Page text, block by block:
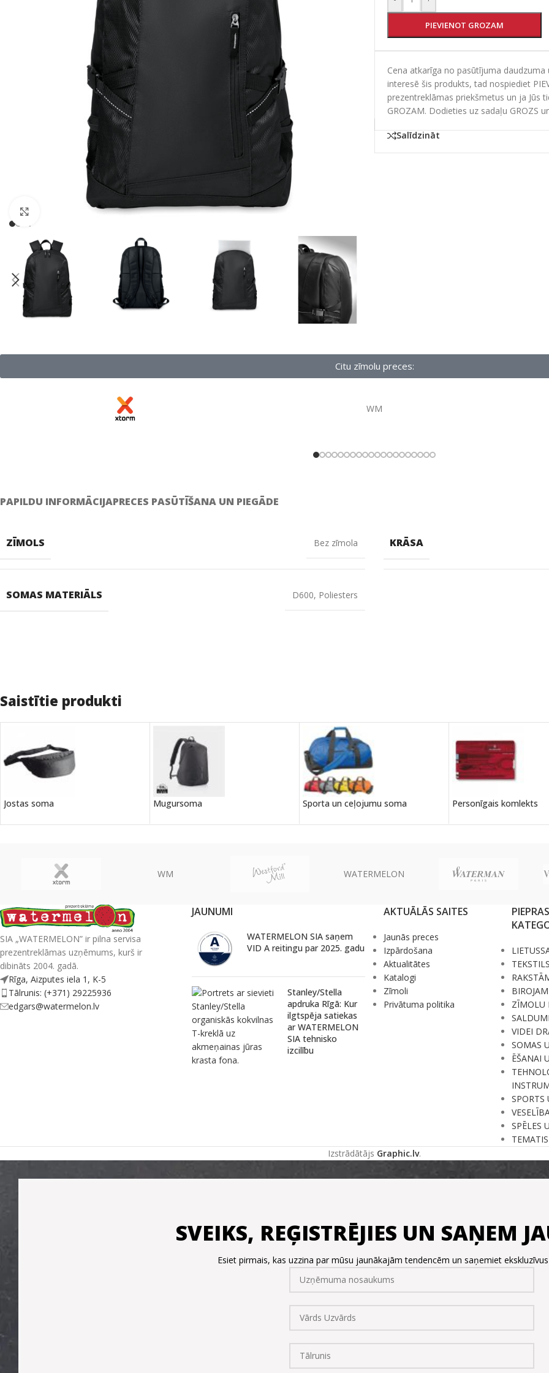
Click to enlarge
PIEVIENOT GROZAM
Cena atkarīga no pasūtījuma daudzuma
interesē šis produkts, tad nospiediet
prezentreklāmas priekšmetus un ja Jūs
GROZAM. Dodieties uz sadaļu GROZS
Salīdzināt
Citu zīmolu preces:
WM
PAPILDU INFORMĀCIJAPRECES PASŪTĪŠANA UN PIEGĀDE
ZĪMOLS Bez zīmola KRĀSA
SOMAS MATERIĀLS D600, Poliesters
Saistītie produkti
Jostas soma Mugursoma Sporta un ceļojumu soma Personīgais komlekts
WM WATERMELON
SIA „WATERMELON” ir pilna servisa
prezentreklāmas uzņēmums, kurš ir
dibināts 2004. gadā.
Rīga, Aizputes iela 1, K-5
Tālrunis: (+371) 29225936
edgars@watermelon.lv
JAUNUMI
WATERMELON SIA saņem
VID A reitingu par 2025. gadu
Stanley/Stella
apdruka Rīgā: Kur
ilgtspēja satiekas
ar WATERMELON
SIA tehnisko
izcilību
AKTUĀLĀS SAITES
Jaunās preces
Izpārdošana
Aktualitātes
Katalogi
Zīmoli
Privātuma politika
TEKSTILS
BIROJAM
ZĪMOLU
SALDUMI
VIDEI
SOMAS
ĒŠANAI
SPORTS
SPĒLES
Izstrādātājs Graphic.lv.
SVEIKS, REĢISTRĒJIES UN SAŅEM
Esiet pirmais, kas uzzina par mūsu jaunākajām tendencēm un saņemiet